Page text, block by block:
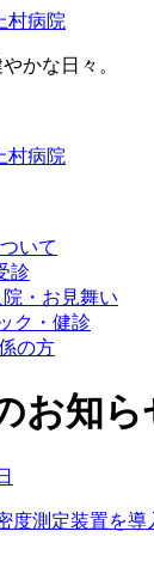
かな日々。
いて
診
院・お見舞い
ク・健診
の方
お知ら
度測定装置を導